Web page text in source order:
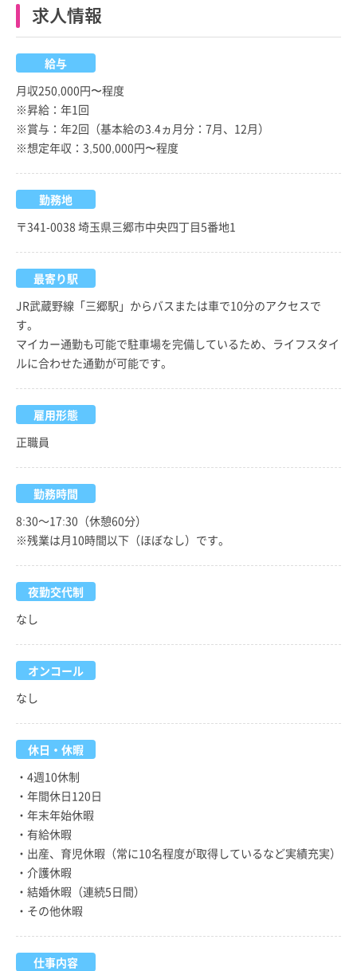
求人情報
給与
月収250,000円〜程度
※昇給：年1回
※賞与：年2回（基本給の3.4ヵ月分：7月、12月）
※想定年収：3,500,000円〜程度
勤務地
〒341-0038 埼玉県三郷市中央四丁目5番地1
最寄り駅
JR武蔵野線「三郷駅」からバスまたは車で10分のアクセスで
す。
マイカー通勤も可能で駐車場を完備しているため、ライフスタイ
ルに合わせた通勤が可能です。
雇用形態
正職員
勤務時間
8:30～17:30（休憩60分）
※残業は月10時間以下（ほぼなし）です。
夜勤交代制
なし
オンコール
なし
休日・休暇
・4週10休制
・年間休日120日
・年末年始休暇
・有給休暇
・出産、育児休暇（常に10名程度が取得しているなど実績充実）
・介護休暇
・結婚休暇（連続5日間）
・その他休暇
仕事内容